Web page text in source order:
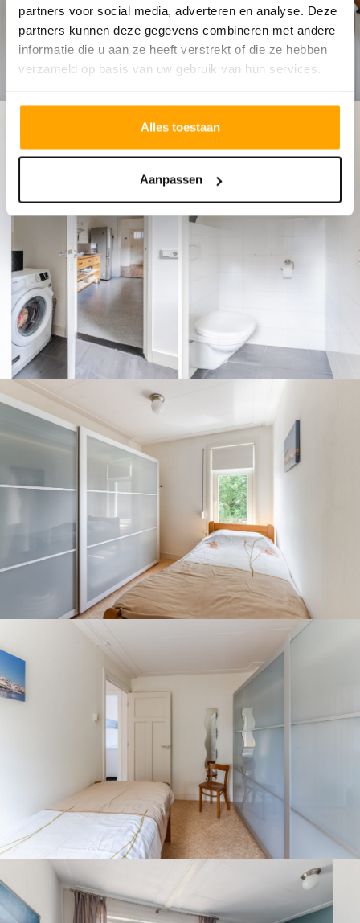
partners voor social media, adverteren en analyse. Deze
partners kunnen deze gegevens combineren met andere
informatie die u aan ze heeft verstrekt of die ze hebben
verzameld op basis van uw gebruik van hun services.
Alles toestaan
Aanpassen